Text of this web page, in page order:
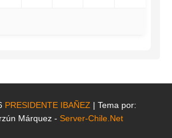
PRESIDENTE IBAÑEZ | Tema por:
Márquez - Server-Chile.Net